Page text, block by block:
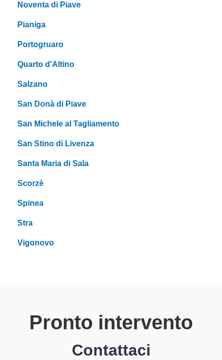
Noventa di Piave
Pianiga
Portogruaro
Quarto d'Altino
Salzano
San Donà di Piave
San Michele al Tagliamento
San Stino di Livenza
Santa Maria di Sala
Scorzè
Spinea
Stra
Vigonovo
Pronto intervento
Contattaci